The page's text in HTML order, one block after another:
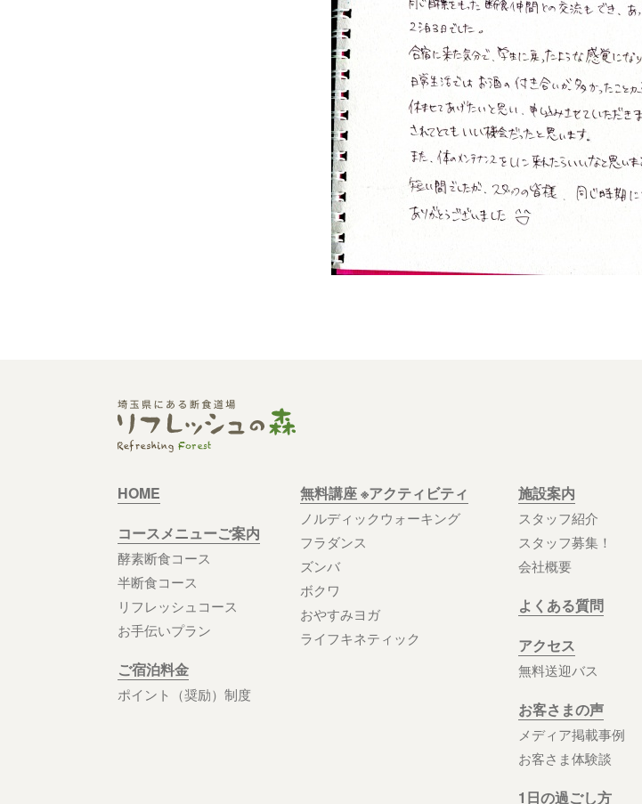
HOME
コースメニューご案内
酵素断食コース
半断食コース
リフレッシュコース
お手伝いプラン
ご宿泊料金
ポイント（奨励）制度
無料講座 ※アクティビティ
ノルディックウォーキング
フラダンス
ズンバ
ボクワ
おやすみヨガ
ライフキネティック
施設案内
スタッフ紹介
スタッフ募集！
会社概要
よくある質問
アクセス
無料送迎バス
お客さまの声
メディア掲載事例
お客さま体験談
1日の過ごし方